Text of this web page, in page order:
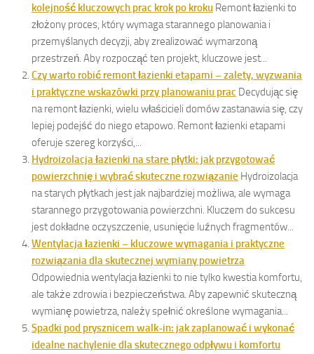
kolejność kluczowych prac krok po kroku Remont łazienki to
złożony proces, który wymaga starannego planowania i
przemyślanych decyzji, aby zrealizować wymarzoną
przestrzeń. Aby rozpocząć ten projekt, kluczowe jest...
Czy warto robić remont łazienki etapami – zalety, wyzwania
i praktyczne wskazówki przy planowaniu prac Decydując się
na remont łazienki, wielu właścicieli domów zastanawia się, czy
lepiej podejść do niego etapowo. Remont łazienki etapami
oferuje szereg korzyści,...
Hydroizolacja łazienki na stare płytki: jak przygotować
powierzchnię i wybrać skuteczne rozwiązanie Hydroizolacja
na starych płytkach jest jak najbardziej możliwa, ale wymaga
starannego przygotowania powierzchni. Kluczem do sukcesu
jest dokładne oczyszczenie, usunięcie luźnych fragmentów...
Wentylacja łazienki – kluczowe wymagania i praktyczne
rozwiązania dla skutecznej wymiany powietrza
Odpowiednia wentylacja łazienki to nie tylko kwestia komfortu,
ale także zdrowia i bezpieczeństwa. Aby zapewnić skuteczną
wymianę powietrza, należy spełnić określone wymagania...
Spadki pod prysznicem walk-in: jak zaplanować i wykonać
idealne nachylenie dla skutecznego odpływu i komfortu